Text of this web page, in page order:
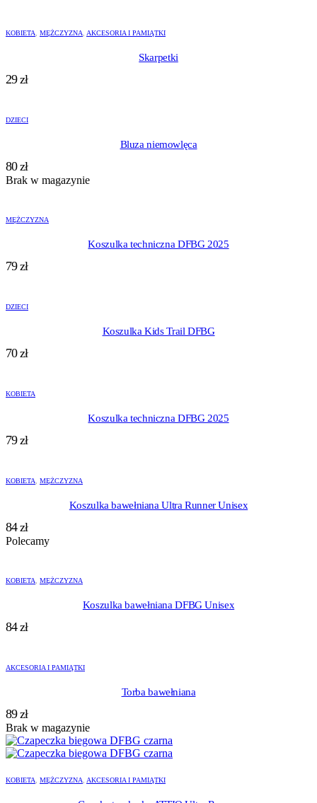
KOBIETA MĘŻCZYZNA AKCESORIA I PAMIĄTKI
Skarpetki
29zł
DZIECI
Bluza niemowlęca
80zł
Brak w magazynie
MĘŻCZYZNA
Koszulka techniczna DFBG 2025
79zł
DZIECI
Koszulka Kids Trail DFBG
70zł
KOBIETA
Koszulka techniczna DFBG 2025
79zł
KOBIETA MĘŻCZYZNA
Koszulka bawełniana Ultra Runner Unisex
84zł
Polecamy
KOBIETA MĘŻCZYZNA
Koszulka bawełniana DFBG Unisex
84zł
AKCESORIA I PAMIĄTKI
Torba bawełniana
89zł
Brak w magazynie
KOBIETA MĘŻCZYZNA AKCESORIA I PAMIĄTKI